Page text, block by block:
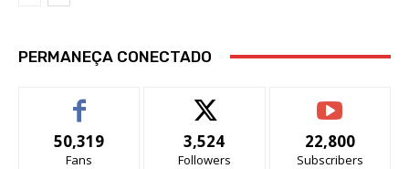
PERMANEÇA CONECTADO
50,319
Fans
3,524
Followers
22,800
Subscribers